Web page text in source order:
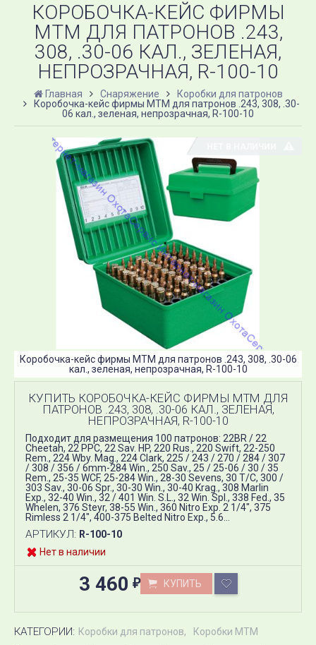
КОРОБОЧКА-КЕЙС ФИРМЫ
MTM ДЛЯ ПАТРОНОВ .243,
308, .30-06 КАЛ., ЗЕЛЕНАЯ,
НЕПРОЗРАЧНАЯ, R-100-10
Главная Снаряжение
Коробки для патронов
Коробочка-кейс фирмы MTM для патронов .243, 308, .30-
06 кал., зеленая, непрозрачная, R-100-10
Коробочка-кейс фирмы MTM для патронов .243, 308, .30-06
кал., зеленая, непрозрачная, R-100-10
КУПИТЬ КОРОБОЧКА-КЕЙС ФИРМЫ MTM ДЛЯ
ПАТРОНОВ .243, 308, .30-06 КАЛ., ЗЕЛЕНАЯ,
НЕПРОЗРАЧНАЯ, R-100-10
Подходит для размещения 100 патронов: 22BR / 22
Cheetah, 22 PPC, 22 Sav. HP, 220 Rus., 220 Swift, 22-250
Rem., 224 Wby. Mag., 224 Clark, 225 / 243 / 270 / 284 / 307
/ 308 / 356 / 6mm-284 Win., 250 Sav., 25 / 25-06 / 30 / 35
Rem., 25-35 WCF, 25-284 Win., 28-30 Sevens, 30 T/C, 300 /
303 Sav., 30-06 Spr., 30-30 Win., 30-40 Krag., 308 Marlin
Exp., 32-40 Win., 32 / 401 Win. S.L., 32 Win. Spl., 338 Fed., 35
Whelen, 376 Steyr, 38-55 Win., 360 Nitro Exp. 2 1/4", 375
Rimless 2 1/4", 400-375 Belted Nitro Exp., 5.6...
АРТИКУЛ: R-100-10
Нет в наличии
3 460 ₽ КУПИТЬ
КАТЕГОРИИ: Коробки для патронов Коробки MTM